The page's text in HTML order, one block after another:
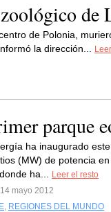
de
de Polonia,
la dirección...
parque
ha inaugurado
(MW) de potencia
ha...
Leer el resto
mayo 2012
, REGIONES DEL MUNDO